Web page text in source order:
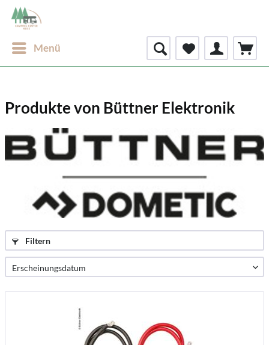
Menü
Produkte von Büttner Elektronik
Filtern